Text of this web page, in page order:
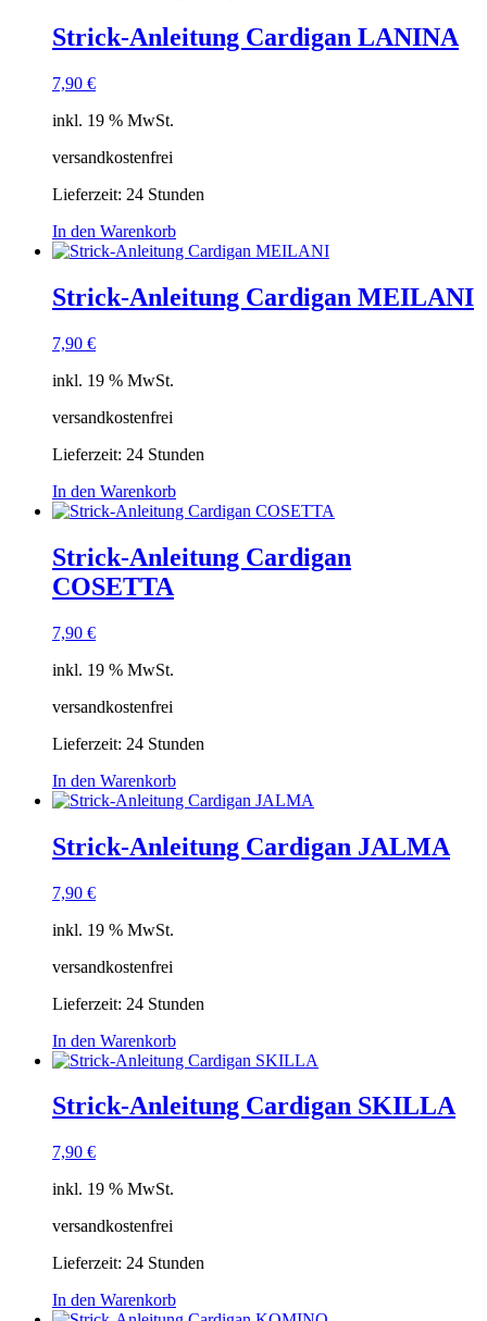
Strick-Anleitung Cardigan LANINA
7,90 €
inkl. 19 % MwSt.
versandkostenfrei
Lieferzeit: 24 Stunden
In den Warenkorb
Strick-Anleitung Cardigan MEILANI
7,90 €
inkl. 19 % MwSt.
versandkostenfrei
Lieferzeit: 24 Stunden
In den Warenkorb
Strick-Anleitung Cardigan
COSETTA
7,90 €
inkl. 19 % MwSt.
versandkostenfrei
Lieferzeit: 24 Stunden
In den Warenkorb
Strick-Anleitung Cardigan JALMA
7,90 €
inkl. 19 % MwSt.
versandkostenfrei
Lieferzeit: 24 Stunden
In den Warenkorb
Strick-Anleitung Cardigan SKILLA
7,90 €
inkl. 19 % MwSt.
versandkostenfrei
Lieferzeit: 24 Stunden
In den Warenkorb